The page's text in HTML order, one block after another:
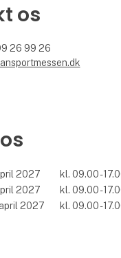
os
26 99 26
2027
kl. 09.00 -
2027
kl. 09.00 -
2027 kl. 09.00 -